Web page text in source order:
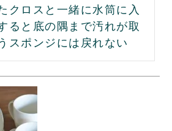
クロスと一緒に水筒に入
ると底の隅まで汚れが取
スポンジには戻れない